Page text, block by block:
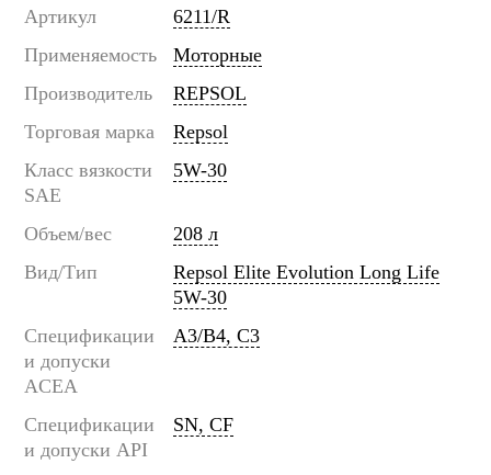
Артикул
6211/R
Применяемость
Моторные
Производитель
REPSOL
Торговая марка
Repsol
Класс вязкости
SAE
5W-30
Объем/вес
208 л
Вид/Тип
Repsol Elite Evolution Long Life
5W-30
Спецификации
и допуски
ACEA
A3/B4, C3
Спецификации
и допуски API
SN, CF